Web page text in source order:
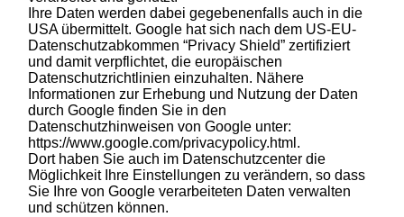
Ihre Daten werden dabei gegebenenfalls auch in die
USA übermittelt. Google hat sich nach dem US-EU-
Datenschutzabkommen “Privacy Shield” zertifiziert
und damit verpflichtet, die europäischen
Datenschutzrichtlinien einzuhalten. Nähere
Informationen zur Erhebung und Nutzung der Daten
durch Google finden Sie in den
Datenschutzhinweisen von Google unter:
https://www.google.com/privacypolicy.html.
Dort haben Sie auch im Datenschutzcenter die
Möglichkeit Ihre Einstellungen zu verändern, so dass
Sie Ihre von Google verarbeiteten Daten verwalten
und schützen können.